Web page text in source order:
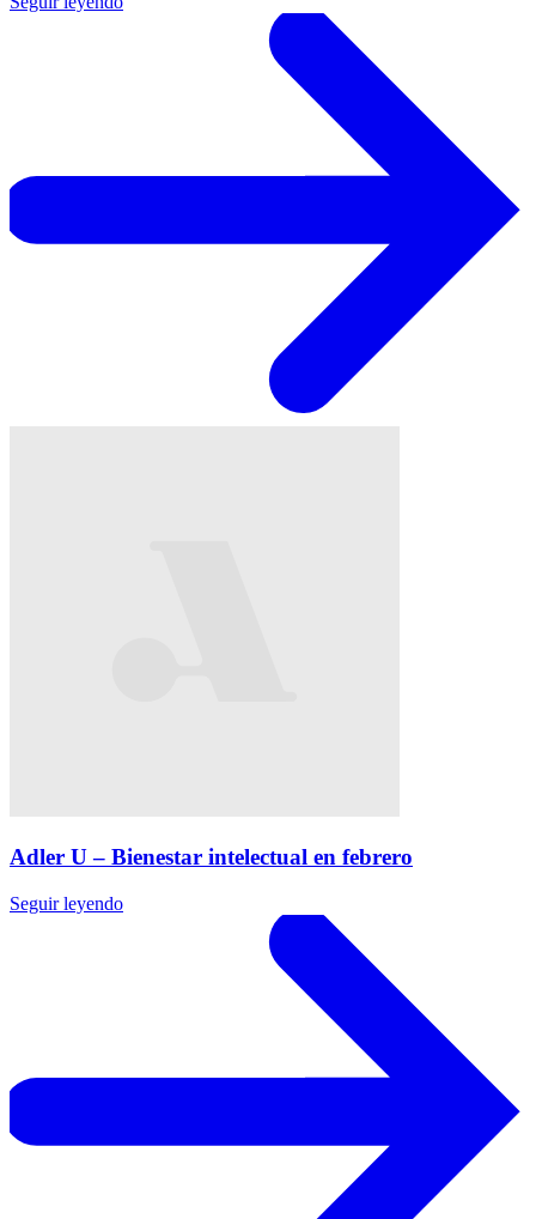
Adler U – Bienestar intelectual en febrero
Seguir leyendo